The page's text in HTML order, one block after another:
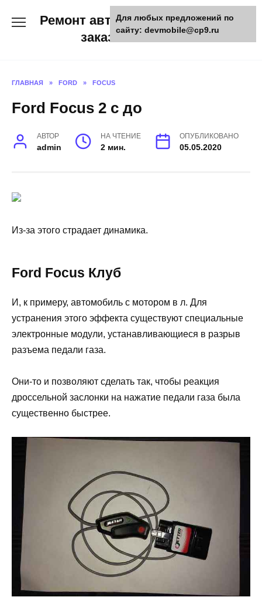
Ремонт авто и мото техники,
заказ запчастей
ГЛАВНАЯ » FORD » FOCUS
Ford Focus 2 с до
АВТОР
admin
НА ЧТЕНИЕ
2 мин.
ОПУБЛИКОВАНО
05.05.2020
Из-за этого страдает динамика.
Ford Focus Клуб
И, к примеру, автомобиль с мотором в л. Для
устранения этого эффекта существуют специальные
электронные модули, устанавливающиеся в разрыв
разъема педали газа.
Они-то и позволяют сделать так, чтобы реакция
дроссельной заслонки на нажатие педали газа была
существенно быстрее.
Для любых предложений по
сайту: devmobile@cp9.ru